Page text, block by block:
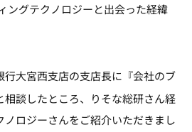
ングテクノロジーと出会った経緯
行大宮西支店の支店長に『会社のブ
相談したところ、りそな総研さん経
ロジーさんをご紹介いただきまし